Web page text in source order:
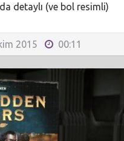
detaylı (ve bol resimli)
2015 00:11